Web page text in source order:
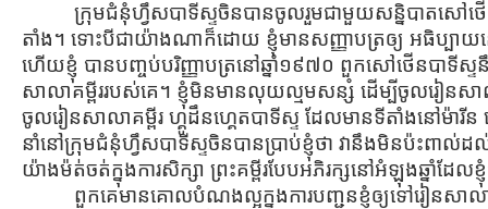
ក្រុមជំនុំហ្វឹសបាទីស្ទចិនបានចូលរួមជាមួយសន្និបាតសៅថើនប
តាំង។ ទោះបីជាយ៉ាងណាក៏ដោយ ខ្ញុំមានសញ្ញាបត្រឲ្យ អធិប្បាយ
ហើយខ្ញុំ បានបញ្ចប់បរិញ្ញាបត្រនៅឆ្នាំ១៩៧០ ពួកសៅថើនបាទី
សាលាគម្ពីររបស់គេ។ ខ្ញុំមិនមានលុយល្មមសន្សំ ដើម្បីចូលរៀនសាល
ចូលរៀនសាលាគម្ពីរ ហ្គូដឹនហ្គេតបាទីស្ទ ដែលមានទីតាំងនៅម៉
នាំនៅក្រុមជំនុំហ្វឹសបាទីស្ទចិនបានប្រាប់ខ្ញុំថា វានឹងមិនប៉ះពាល់
យ៉ាងម៉ត់ចត់ក្នុងការសិក្សា ព្រះគម្ពីរបែបអភិរក្សនៅអំឡុងឆ្នាំដែ
ពួកគេមានគោលបំណងល្អក្នុងការបញ្ជូនខ្ញុំឲ្យទៅរៀនសាល